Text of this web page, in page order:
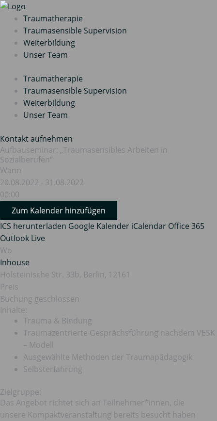
Zum
Inhalt
springen
Traumatherapie
Traumasensible Supervision
Weiterbildung
Unser Team
Traumatherapie
Traumasensible Supervision
Weiterbildung
Unser Team
Kontakt aufnehmen
Aufbauseminar: „Traumasensibles Arbeiten in
Sozialberufen“
Wann
20.08.2022 - 31.08.2022
00:00
Zum Kalender hinzufügen
ICS herunterladen Google Kalender iCalendar Office 365
Outlook Live
Wo
Inhouse
Holsteinische Str. 33b, Berlin, 12161
Preis
Buchung geschlossen
Inhalte:
Trauma & Bindung
Traumazentrierte Gesprächsführung nachdem VESK
– Modell
Ausgewählte Methoden der Traumapädagogik
Selbsterfahrung
Zielgruppe:
Das Angebot richtet sich an Teilnehmer*innen, die
unsere Kompaktveranstaltung bereits besucht haben